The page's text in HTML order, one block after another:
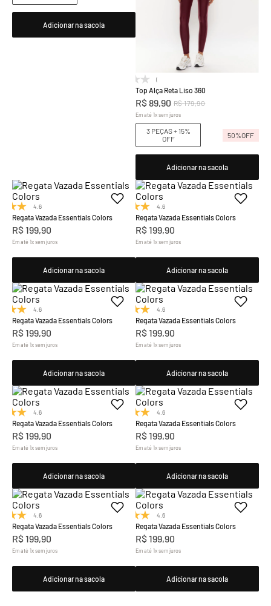
Adicionar na sacola
(0)
Top Alça Reta Liso 360
R$89,90 R$179,90
Em até1xsem juros
3 PEÇAS + 15%
OFF
50%OFF
Adicionar na sacola
4.6
Regata Vazada Essentials Colors
R$199,90
Em até1xsem juros
Adicionar na sacola
4.6
Regata Vazada Essentials Colors
R$199,90
Em até1xsem juros
Adicionar na sacola
4.6
Regata Vazada Essentials Colors
R$199,90
Em até1xsem juros
Adicionar na sacola
4.6
Regata Vazada Essentials Colors
R$199,90
Em até1xsem juros
Adicionar na sacola
4.6
Regata Vazada Essentials Colors
R$199,90
Em até1xsem juros
Adicionar na sacola
4.6
Regata Vazada Essentials Colors
R$199,90
Em até1xsem juros
Adicionar na sacola
4.6
Regata Vazada Essentials Colors
R$199,90
Em até1xsem juros
Adicionar na sacola
4.6
Regata Vazada Essentials Colors
R$199,90
Em até1xsem juros
Adicionar na sacola